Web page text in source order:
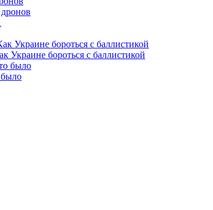
Украине бороться с баллистикой
было